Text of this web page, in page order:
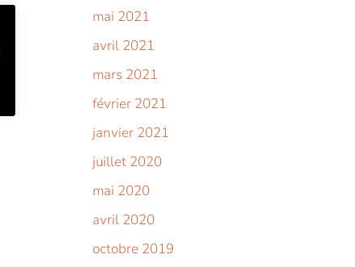
mai 2021
avril 2021
mars 2021
février 2021
janvier 2021
juillet 2020
mai 2020
avril 2020
octobre 2019